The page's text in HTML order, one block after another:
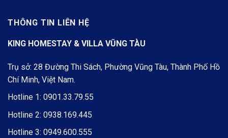
THÔNG TIN LIÊN HỆ
KING HOMESTAY & VILLA VŨNG TÀU
Trụ sở: 28 Đường Thi Sách, Phường Vũng Tàu, Thành Phố Hồ
Chí Minh, Việt Nam.
Hotline 1: 0901.33.79.55
Hotline 2: 0938.169.445
Hotline 3: 0949.600.555